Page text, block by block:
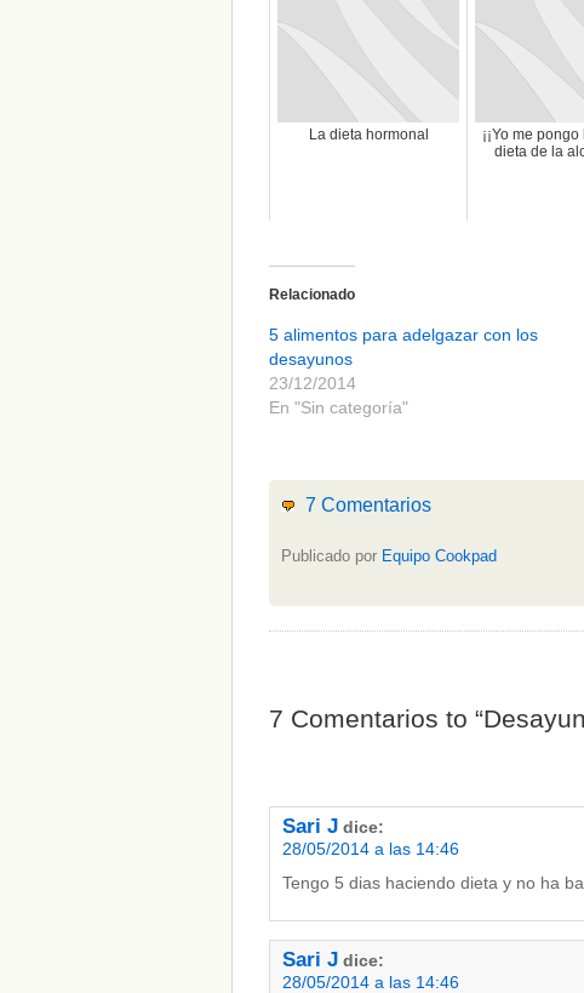
La dieta hormonal
¡¡Yo me
dieta de la
Relacionado
5 alimentos para adelgazar con los
desayunos
23/12/2014
En "Sin categoría"
7 Comentarios
Publicado por Equipo Cookpad
7 Comentarios to
Sari J dice:
28/05/2014 a las 14:46
Tengo 5 dias haciendo dieta y no ha
Sari J dice:
28/05/2014 a las 14:46